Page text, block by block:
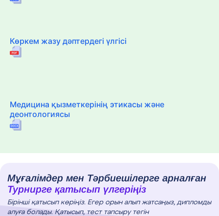
Көркем жазу дәптердегі үлгісі
Медицина қызметкерінің этикасы және
деонтологиясы
Мұғалімдер мен Тәрбиешілерге арналған
Турнирге қатысып үлгеріңіз
Бірінші қатысып көріңіз. Егер орын алып жатсаңыз, дипломды
алуға болады. Қатысып, тест тапсыру тегін